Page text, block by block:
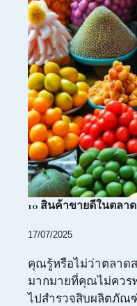
10 สินค้าขายดีในตล
17/07/2025
คุณรู้หรือไม่ว่าตลาด
มากมายที่คุณไม่คว
ไปสำรวจสิบผลิตภัณ